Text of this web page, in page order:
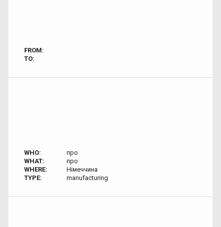
FROM:
TO:
WHO:
про
WHAT:
про
WHERE:
Німеччина
TYPE:
manufacturing